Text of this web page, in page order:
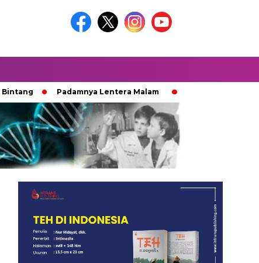
Padamnya Lentera Malam Jejak 100 Hari Pemburu